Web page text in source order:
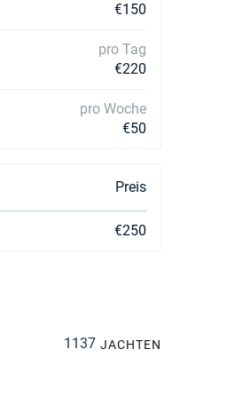
€150
pro Tag
€220
pro Woche
€50
Preis
€250
1137 JACHTEN